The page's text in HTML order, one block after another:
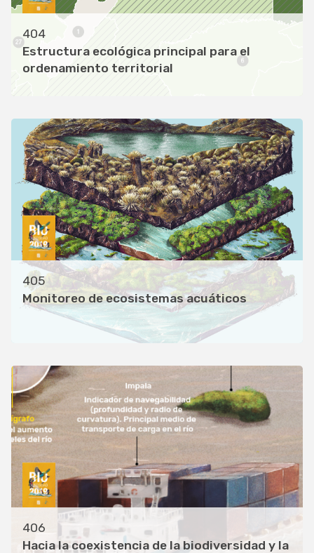
404
Estructura ecológica principal para el
ordenamiento territorial
405
Monitoreo de ecosistemas acuáticos
406
Hacia la coexistencia de la biodiversidad y la